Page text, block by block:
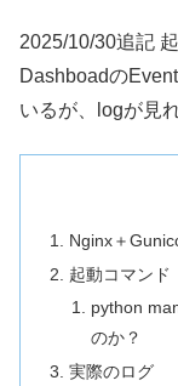
2025/10/30追記
Dashboadの
いるが、logが見
Nginx＋
起動コマンド
python
のか？
実際のログ